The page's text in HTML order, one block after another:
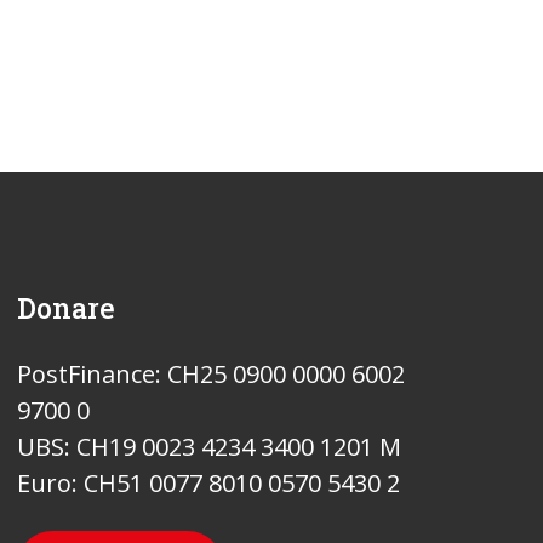
Donare
PostFinance: CH25 0900 0000 6002
9700 0
UBS: CH19 0023 4234 3400 1201 M
Euro: CH51 0077 8010 0570 5430 2